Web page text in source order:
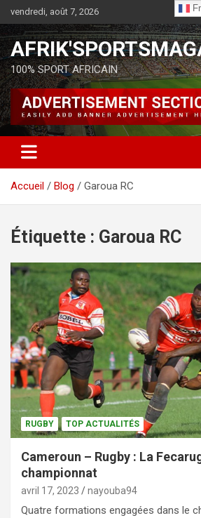
vendredi, août 7, 2026
100% SPORT AFRICAIN
Accueil Blog Garoua RC
Étiquette : Garoua RC
RUGBY TOP ACTUALITÉS
Cameroun – Rugby : La
championnat
avril 17, 2023 nayouba94
Quatre formations engagées dans le